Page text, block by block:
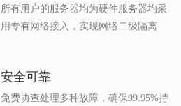
所有用户的服务器均为硬件服务器均采
用专有网络接入，实现网络二级隔离
安全可靠
免费协查处理多种故障，确保99.95%持